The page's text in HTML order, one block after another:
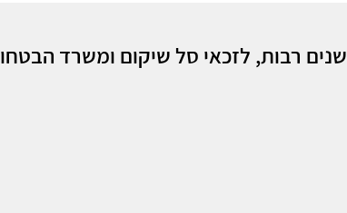
רבות, לזכאי סל שיקום ומשרד